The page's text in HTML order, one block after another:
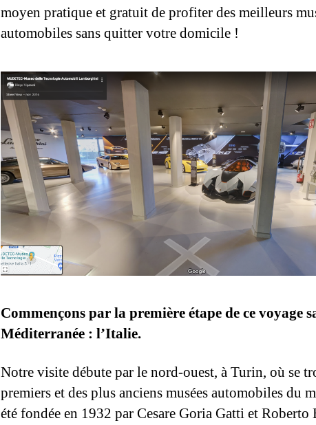
moyen pratique et gratuit de profiter des meilleurs
automobiles sans quitter votre domicile !
Commençons par la première étape de ce voyage
Méditerranée : l’Italie.
Notre visite débute par le nord-ouest, à Turin, où se
premiers et des plus anciens musées automobiles du
été fondée en 1932 par Cesare Goria Gatti et